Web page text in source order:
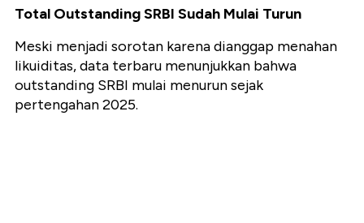
Total Outstanding SRBI Sudah Mulai Turun
Meski menjadi sorotan karena dianggap menahan
likuiditas, data terbaru menunjukkan bahwa
outstanding SRBI mulai menurun sejak
pertengahan 2025.